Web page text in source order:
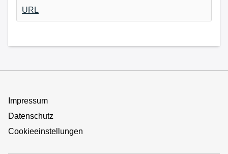
URL
Impressum
Datenschutz
Cookieeinstellungen